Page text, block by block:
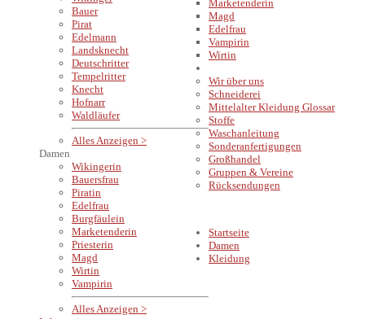
Bauer
Pirat
Edelmann
Landsknecht
Deutschritter
Tempelritter
Knecht
Hofnarr
Waldläufer
Alles Anzeigen >
Damen
Wikingerin
Bauersfrau
Piratin
Edelfrau
Burgfäulein
Marketenderin
Priesterin
Magd
Wirtin
Vampirin
Alles Anzeigen >
Marketenderin
Magd
Edelfrau
Vampirin
Wirtin
Wir über uns
Schneiderei
Mittelalter Kleidung Glossar
Stoffe
Waschanleitung
Sonderanfertigungen
Großhandel
Gruppen & Vereine
Rücksendungen
Startseite
Damen
Kleidung